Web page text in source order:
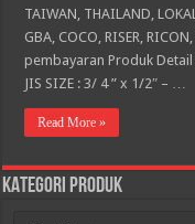
TAIWAN, THAILAND,
GBA, COCO, RISER,
pembayaran Produk Detail
JIS SIZE : 3/ 4 ” x 1/2″ – …
Read More »
KATEGORI PRODUK